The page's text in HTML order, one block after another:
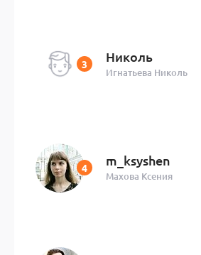
Николь
Игнатьева Николь
m_ksyshen
Махова Ксения